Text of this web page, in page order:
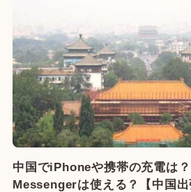
中国でiPhoneや携帯の充電は
Messengerは使える？【中国出